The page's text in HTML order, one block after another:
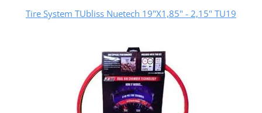
Tire System TUbliss Nuetech 19"X1,85" - 2,15" TU19